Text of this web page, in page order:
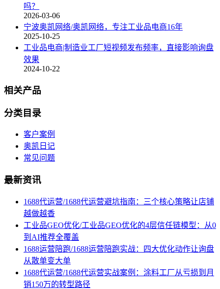
吗？
2026-03-06
宁波奥凯网络/奥凯网络，专注工业品电商16年
2025-10-25
工业品电商|制造业工厂短视频发布频率，直接影响询盘
效果
2024-10-22
相关产品
分类目录
客户案例
奥凯日记
常见问题
最新资讯
1688代运营/1688代运营避坑指南：三个核心策略让店铺
越做越香
工业品GEO优化/工业品GEO优化的4层信任链模型：从0
到AI推荐全覆盖
1688运营陪跑/1688运营陪跑实战：四大优化动作让询盘
从散单变大单
1688代运营/1688代运营实战案例：涂料工厂从亏损到月
销150万的转型路径